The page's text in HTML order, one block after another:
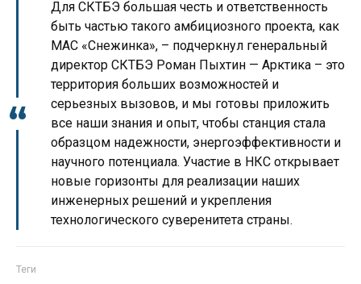
Для СКТБЭ большая честь и ответственность
быть частью такого амбициозного проекта, как
МАС «Снежинка», – подчеркнул генеральный
директор СКТБЭ Роман Пыхтин — Арктика – это
территория больших возможностей и
серьезных вызовов, и мы готовы приложить
все наши знания и опыт, чтобы станция стала
образцом надежности, энергоэффективности и
научного потенциала. Участие в НКС открывает
новые горизонты для реализации наших
инженерных решений и укрепления
технологического суверенитета страны.
Теги